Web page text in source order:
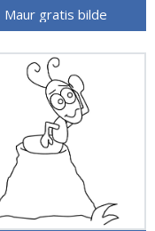
Maur gratis bilde